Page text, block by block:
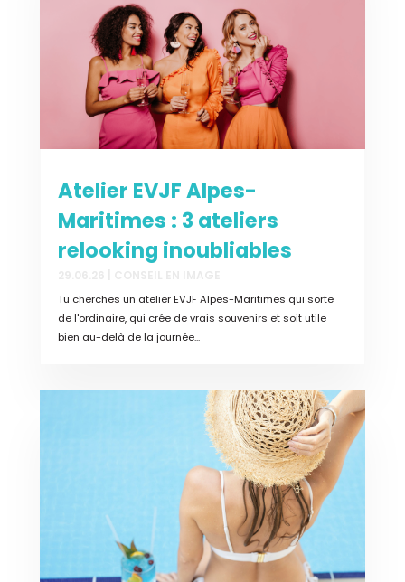
Atelier EVJF Alpes-
Maritimes : 3 ateliers
relooking inoubliables
Tu cherches un atelier EVJF Alpes-Maritimes qui sorte
de l'ordinaire, qui crée de vrais souvenirs et soit utile
bien au-delà de la journée...